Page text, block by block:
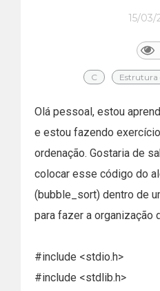
15/03/
C Estrutura
Olá pessoal, estou
e estou fazendo
ordenação. Gostaria de
colocar esse código do
(bubble_sort) dentro de
para fazer a organização
#include <stdio.h>
#include <stdlib.h>